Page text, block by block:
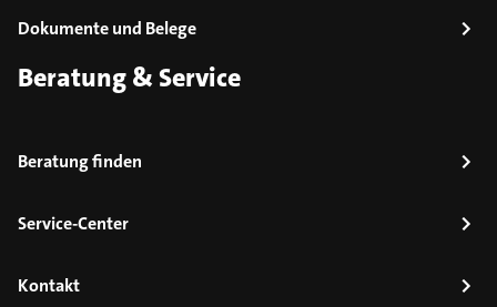
Dokumente und Belege
Beratung & Service
Beratung finden
Service-Center
Kontakt